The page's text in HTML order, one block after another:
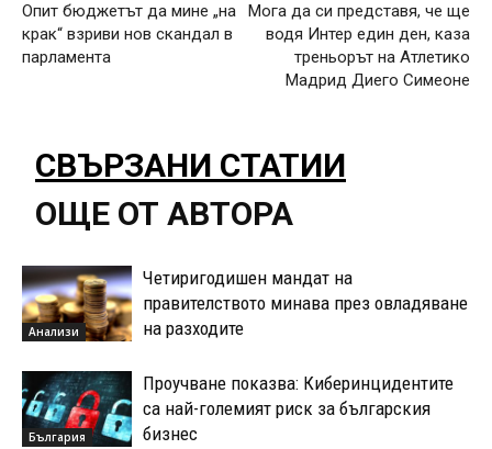
Опит бюджетът да мине „на
крак“ взриви нов скандал в
парламента
Мога да си представя, че ще
водя Интер един ден, каза
треньорът на Атлетико
Мадрид Диего Симеоне
СВЪРЗАНИ СТАТИИ
ОЩЕ ОТ АВТОРА
Анализи
Четиригодишен мандат на
правителството минава през овладяване
на разходите
България
Проучване показва: Киберинцидентите
са най-големият риск за българския
бизнес